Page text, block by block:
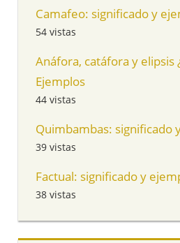
Camafeo: significado y
54 vistas
Anáfora, catáfora y elipsis
Ejemplos
44 vistas
Quimbambas: significado
39 vistas
Factual: significado y
38 vistas